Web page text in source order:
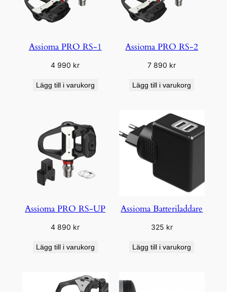
Assioma PRO RS-1
4 990 kr
Lägg till i varukorg
Assioma PRO RS-2
7 890 kr
Lägg till i varukorg
Assioma PRO RS-UP
4 890 kr
Lägg till i varukorg
Assioma Batteriladdare
325 kr
Lägg till i varukorg